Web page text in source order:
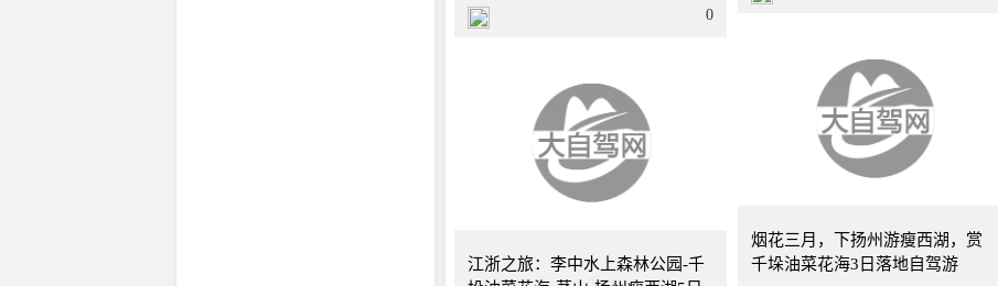
0
烟花三月，下扬州游瘦西湖，赏
千垛油菜花海3日落地自驾游
江浙之旅：李中水上森林公园-千